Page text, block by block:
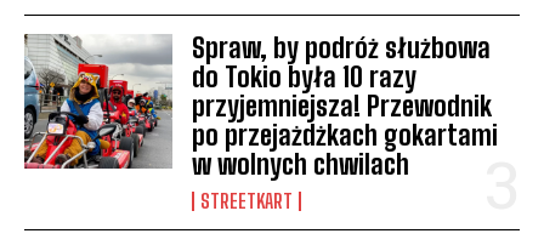
Spraw, by podróż służbowa
do Tokio była 10 razy
przyjemniejsza! Przewodnik
po przejażdżkach gokartami
w wolnych chwilach
STREETKART